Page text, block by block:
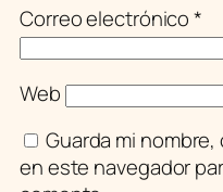
Correo electrónico*
Web
Guarda mi
en este navegador